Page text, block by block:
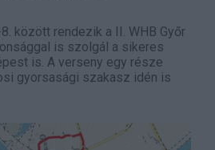
között rendezik a II. WHB Győr
is szolgál a sikeres
is. A verseny egy része
gyorsasági szakasz idén is